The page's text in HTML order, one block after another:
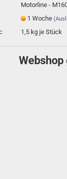
Motorline -
1 Woche
1,5 kg je Stück
Webshop